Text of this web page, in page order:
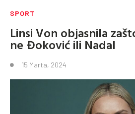
SPORT
Linsi Von objasnila
ne Đoković ili Nadal
15 Marta, 2024